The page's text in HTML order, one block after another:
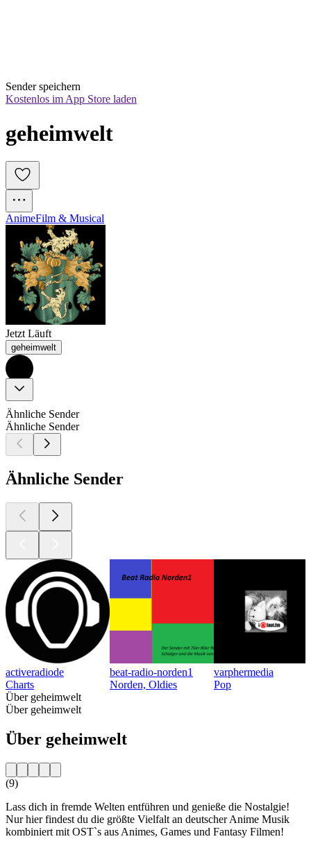
Sender speichern
Kostenlos im App Store laden
geheimwelt
AnimeFilm & Musical
Jetzt Läuft
geheimwelt
Ähnliche Sender
Ähnliche Sender
Ähnliche Sender
activeradiode
Charts
beat-radio-norden1
Norden, Oldies
varphermedia
Pop
Über geheimwelt
Über geheimwelt
Über geheimwelt
(9)
Lass dich in fremde Welten entführen und genieße die Nostalgie!
Nur hier findest du die größte Vielfalt an deutscher Anime Musik
kombiniert mit OST`s aus Animes, Games und Fantasy Filmen!